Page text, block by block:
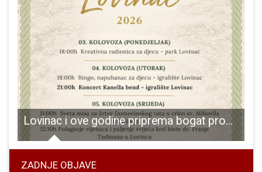
Lovinac i ove godine priprema bogat program povodom Dana Općine
ZADNJE OBJAVE